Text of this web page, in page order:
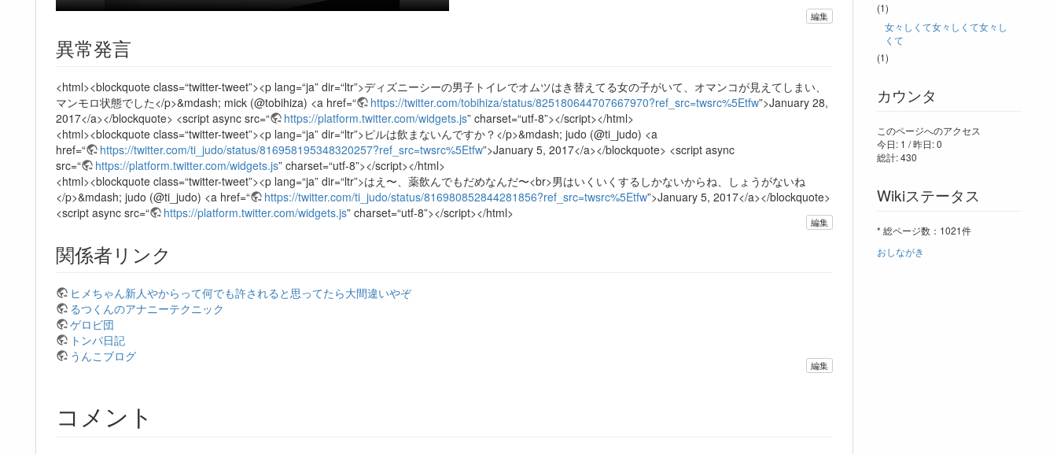
編集
異常発言
<html><blockquote class=“twitter-tweet”><p lang=“ja” dir=“ltr”>ディズニーシーの男子トイレでオムツはき替えてる女の子がいて、オマンコが見えてしまい、
マンモロ状態でした</p>&mdash; mick (@tobihiza) <a href=“
https://twitter.com/tobihiza/status/825180644707667970?ref_src=twsrc%5Etfw”>January 28,
2017</a></blockquote> <script async src=“
https://platform.twitter.com/widgets.js” charset=“utf-8”></script></html>
<html><blockquote class=“twitter-tweet”><p lang=“ja” dir=“ltr”>ピルは飲まないんですか？</p>&mdash; judo (@ti_judo) <a
href=“
https://twitter.com/ti_judo/status/816958195348320257?ref_src=twsrc%5Etfw”>January 5, 2017</a></blockquote> <script async
src=“
https://platform.twitter.com/widgets.js” charset=“utf-8”></script></html>
<html><blockquote class=“twitter-tweet”><p lang=“ja” dir=“ltr”>はえ〜、薬飲んでもだめなんだ〜<br>男はいくいくするしかないからね、しょうがないね
</p>&mdash; judo (@ti_judo) <a href=“
https://twitter.com/ti_judo/status/816980852844281856?ref_src=twsrc%5Etfw”>January 5, 2017</a></blockquote>
<script async src=“
https://platform.twitter.com/widgets.js” charset=“utf-8”></script></html>
編集
関係者リンク
ヒメちゃん新人やからって何でも許されると思ってたら大間違いやぞ
るつくんのアナニーテクニック
ゲロビ団
トンパ日記
うんこブログ
編集
コメント
(1)
女々しくて女々しくて女々し
くて
(1)
カウンタ
このページへのアクセス
今日: 1 / 昨日: 0
総計: 430
Wikiステータス
* 総ページ数：1021件
おしながき